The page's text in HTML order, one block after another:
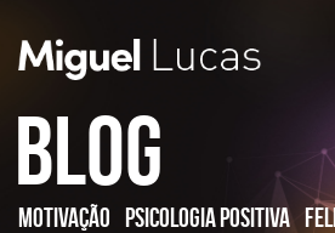
Blog
Motivação Psicologia Positiva